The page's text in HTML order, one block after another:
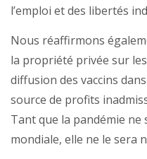
l’emploi et des libertés
Nous réaffirmons
la propriété privée sur
diffusion des vaccins
source de profits
Tant que la pandémie ne
mondiale, elle ne le sera